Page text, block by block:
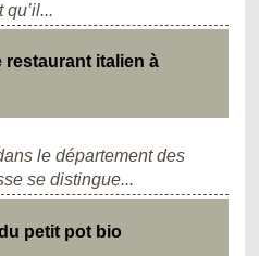
restaurant italien à
le département des
se distingue...
petit pot bio